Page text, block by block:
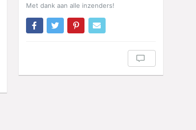
Met dank aan alle inzenders!